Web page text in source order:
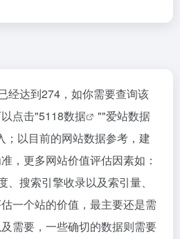
经达到274，如你需要查询该
点击"5118数据 ""爱站数据
；以目前的网站数据参考，建
，更多网站价值评估因素如：
搜索引擎收录以及索引量、
一个站的价值，最主要还是需
需要，一些确切的数据则需要